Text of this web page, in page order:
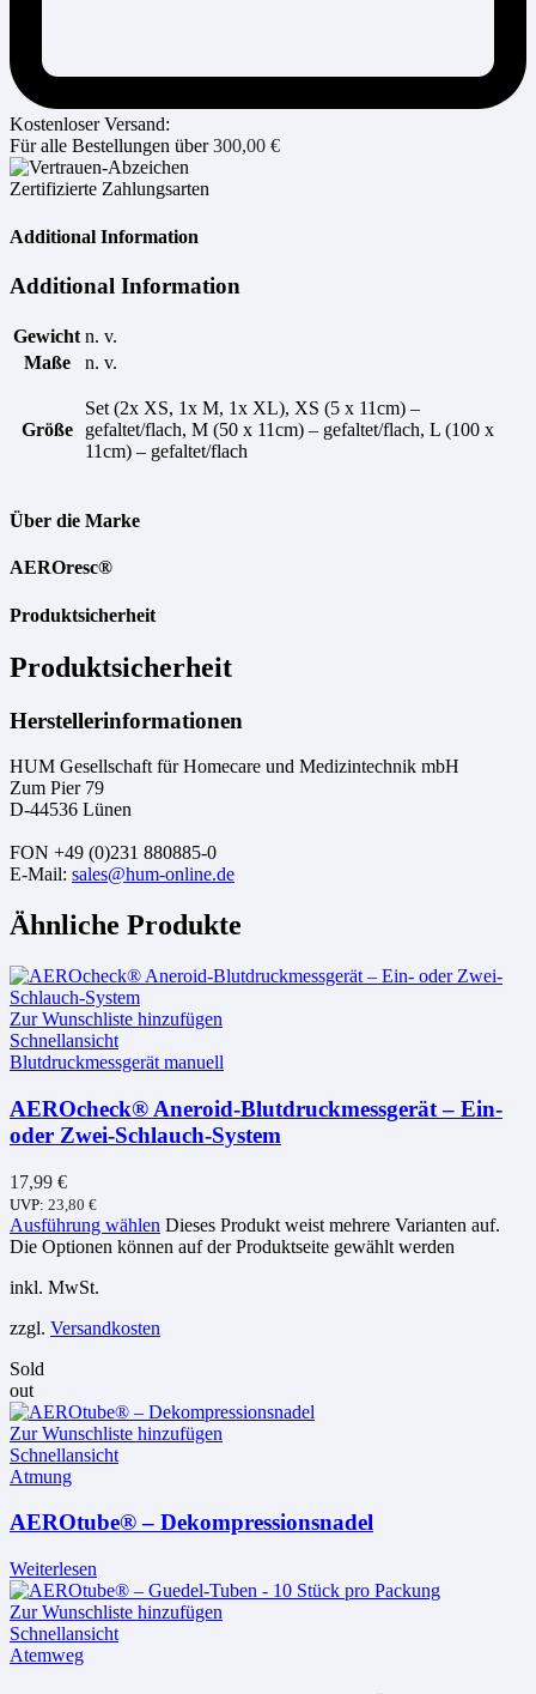
Kostenloser Versand:
Für alle Bestellungen über300,00 €
Zertifizierte Zahlungsarten
Additional Information
Additional Information
Gewicht n. v.
Maße
n. v.
Größe
Set (2x XS, 1x M, 1x XL), XS (5 x 11cm) –
gefaltet/flach, M (50 x 11cm) – gefaltet/flach, L (100 x
11cm) – gefaltet/flach
Über die Marke
AEROresc®
Produktsicherheit
Produktsicherheit
Herstellerinformationen
HUM Gesellschaft für Homecare und Medizintechnik mbH
Zum Pier 79
D-44536 Lünen
FON +49 (0)231 880885-0
E-Mail: sales@hum-online.de
Ähnliche Produkte
Zur Wunschliste hinzufügen
Schnellansicht
Blutdruckmessgerät manuell
AEROcheck® Aneroid-Blutdruckmessgerät – Ein-
oder Zwei-Schlauch-System
17,99 €
UVP: 23,80 €
Ausführung wählen Dieses Produkt weist mehrere Varianten auf.
Die Optionen können auf der Produktseite gewählt werden
inkl. MwSt.
zzgl. Versandkosten
Sold
out
Zur Wunschliste hinzufügen
Schnellansicht
Atmung
AEROtube® – Dekompressionsnadel
Weiterlesen
Zur Wunschliste hinzufügen
Schnellansicht
Atemweg